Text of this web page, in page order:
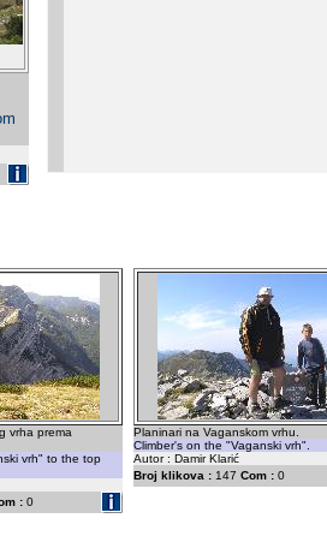
vrha prema
vrh" to the top
: 0
Planinari na Vaganskom vrhu.
Climber's on the "Vaganski vrh".
Autor : Damir Klarić
Broj klikova : 147 Com : 0